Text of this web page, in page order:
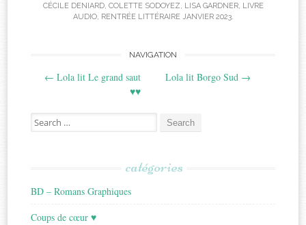
CÉCILE DENIARD, COLETTE SODOYEZ, LISA GARDNER, LIVRE
AUDIO, RENTRÉE LITTÉRAIRE JANVIER 2023.
navigation
NAVIGATION
← Lola lit Le grand saut
♥♥
Lola lit Borgo Sud →
Search
for:
catégories
BD – Romans Graphiques
Coups de cœur ♥